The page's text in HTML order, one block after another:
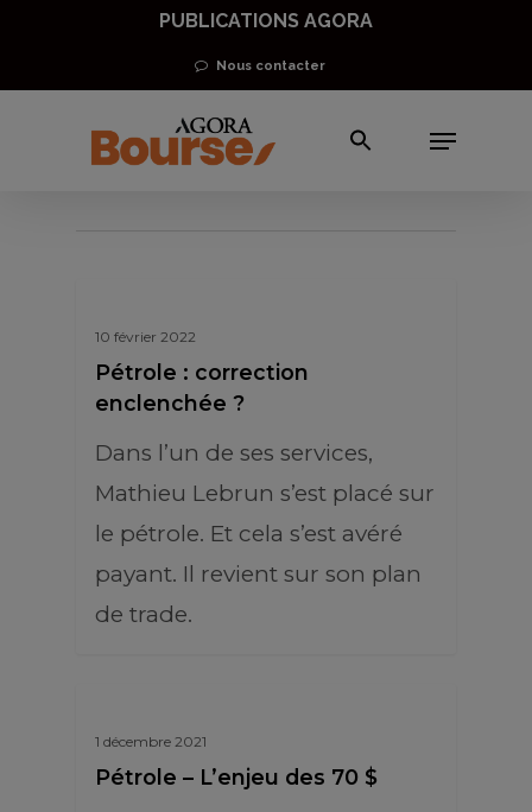
main
PUBLICATIONS AGORA
Nous contacter
Menu
analyse pétrole
10 février 2022
Pétrole : correction
enclenchée ?
Dans l’un de ses services,
Mathieu Lebrun s’est placé sur
le pétrole. Et cela s’est avéré
payant. Il revient sur son plan
de trade.
1 décembre 2021
Pétrole – L’enjeu des 70 $